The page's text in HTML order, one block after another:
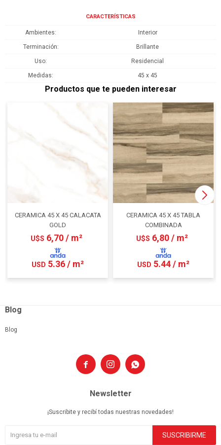
CARACTERÍSTICAS
Ambientes Interior
Terminación Brillante
Uso Residencial
Medidas 45 x 45
Productos que te pueden interesar
CERAMICA 45 X 45 CALACATA
GOLD
U$S 6,70 / m²
USD 5.36 / m²
CERAMICA 45 X 45 TABLA
COMBINADA
U$S 6,80 / m²
USD 5.44 / m²
  
Blog
Blog
Newsletter
¡Suscribite y recibí todas nuestras novedades!
SUSCRIBIRME